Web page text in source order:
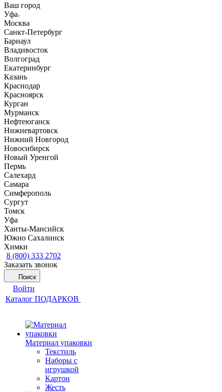
Ваш город
Уфа
Москва
Санкт-Петербург
Барнаул
Владивосток
Волгоград
Екатеринбург
Казань
Краснодар
Красноярск
Курган
Мурманск
Нефтеюганск
Нижневартовск
Нижний Новгород
Новосибирск
Новый Уренгой
Пермь
Салехард
Самара
Симферополь
Сургут
Томск
Уфа
Ханты-Мансийск
Южно Сахалинск
Химки
8 (800) 333 2702
Заказать звонок
Поиск
Войти
Каталог ПОДАРКОВ
Материал упаковки
Текстиль
Наборы с
игрушкой
Картон
Жесть